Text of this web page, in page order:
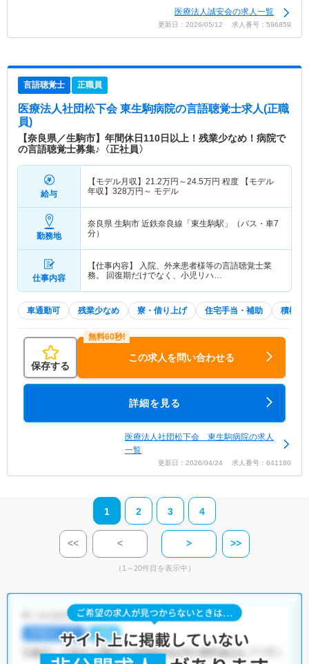
医療法人誠安会の求人一覧
更新日：2026/05/12 求人番号：596859
言語聴覚士 正職員
医療法人社団松下会 東生駒病院の言語聴覚士求人(正職
員)
【奈良県／生駒市】年間休日110日以上！残業少なめ！病院で
の言語聴覚士募集♪〈正社員〉
給与
【モデル月収】 21.2万円～24.5万円 程度 【モデル
年収】 328万円～ モデル
勤務地
奈良県 生駒市 近鉄奈良線「東生駒駅」（バス・車7
分）
仕事内容
【仕事内容】 入院、外来患者様等の言語聴覚士業
務。 回復期だけでなく、小児リハ…
車通勤可 残業少なめ 寮・借り上げ 住宅手当・補助 積極採
保存する
この求人を問い合わせる
詳細を見る
医療法人社団松下会 東生駒病院の求人
一覧
更新日：2026/04/24 求人番号：641180
1 2 3 4
<< < > >>
（1～20件目を表示中）